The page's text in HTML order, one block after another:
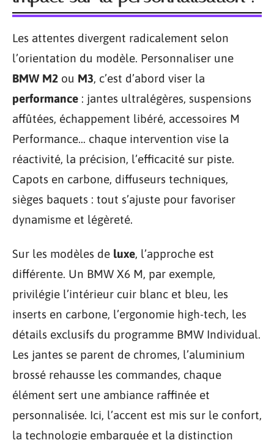
Les attentes divergent radicalement selon
l’orientation du modèle. Personnaliser une
BMW M2 ou M3, c’est d’abord viser la
performance : jantes ultralégères, suspensions
affûtées, échappement libéré, accessoires M
Performance… chaque intervention vise la
réactivité, la précision, l’efficacité sur piste.
Capots en carbone, diffuseurs techniques,
sièges baquets : tout s’ajuste pour favoriser
dynamisme et légèreté.
Sur les modèles de luxe, l’approche est
différente. Un BMW X6 M, par exemple,
privilégie l’intérieur cuir blanc et bleu, les
inserts en carbone, l’ergonomie high-tech, les
détails exclusifs du programme BMW Individual.
Les jantes se parent de chromes, l’aluminium
brossé rehausse les commandes, chaque
élément sert une ambiance raffinée et
personnalisée. Ici, l’accent est mis sur le confort,
la technologie embarquée et la distinction